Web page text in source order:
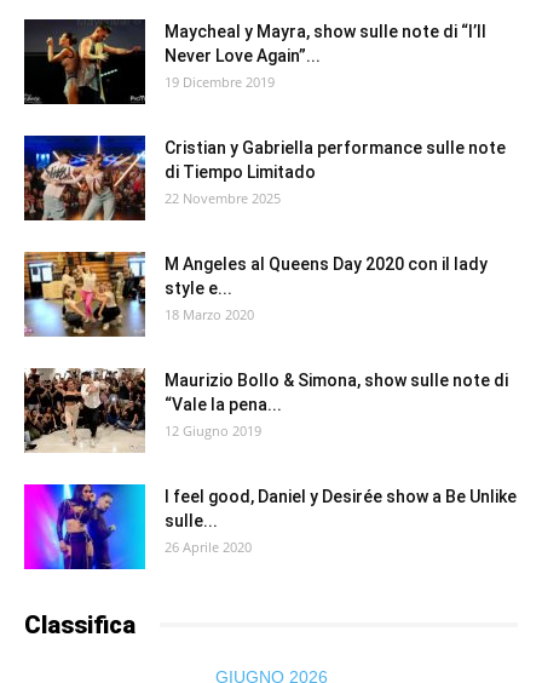
Maycheal y Mayra, show sulle note di “I’ll
Never Love Again”...
19 Dicembre 2019
Cristian y Gabriella performance sulle note
di Tiempo Limitado
22 Novembre 2025
M Angeles al Queens Day 2020 con il lady
style e...
18 Marzo 2020
Maurizio Bollo & Simona, show sulle note di
“Vale la pena...
12 Giugno 2019
I feel good, Daniel y Desirée show a Be Unlike
sulle...
26 Aprile 2020
Classifica
GIUGNO 2026